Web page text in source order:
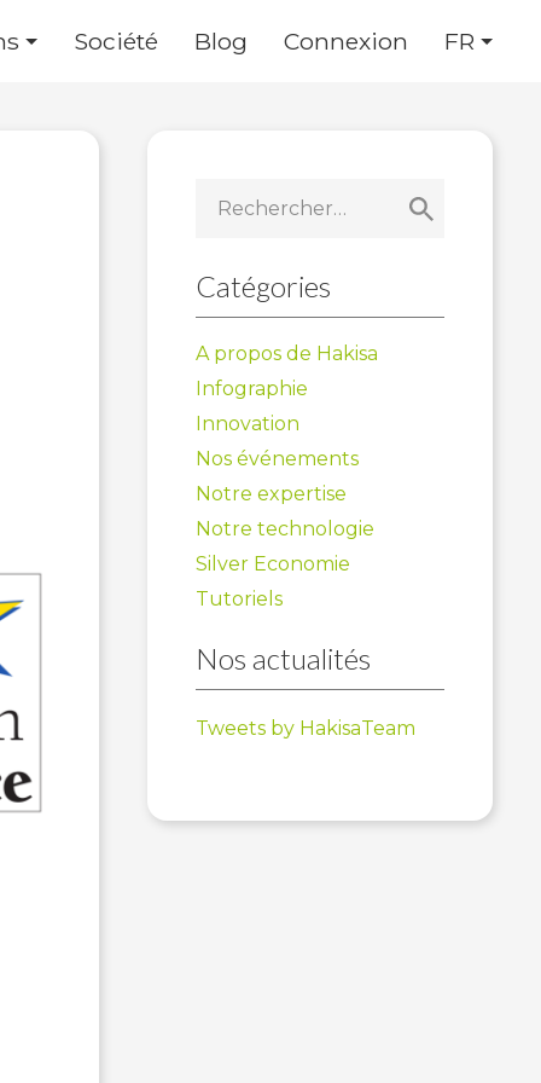
Société Blog Connexion FR
Catégories
A propos de Hakisa
Infographie
Innovation
Nos événements
Notre expertise
Notre technologie
Silver Economie
Tutoriels
Nos actualités
Tweets by HakisaTeam